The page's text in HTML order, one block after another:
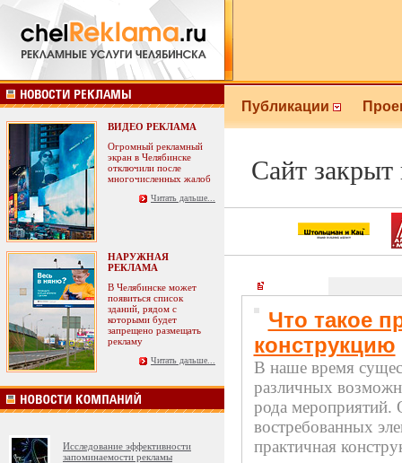
ВИДЕО РЕКЛАМА
Огромный рекламный
экран в Челябинске
отключили после
многочисленных жалоб
Читать дальше...
НАРУЖНАЯ
РЕКЛАМА
В Челябинске может
появиться список
зданий, рядом с
которыми будет
запрещено размещать
рекламу
Читать дальше...
Исследование эффективности
запоминаемости рекламы
Публикации
Сайт
Что такое
конструкцию
В наше время
различных
рода мероприятий.
востребованных
практичная